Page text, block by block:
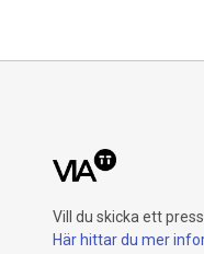
Vill du skicka ett
Här hittar du mer